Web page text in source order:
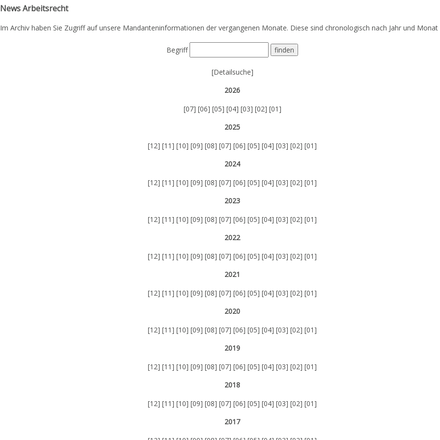
News Arbeitsrecht
Im Archiv haben Sie Zugriff auf unsere Mandanteninformationen der vergangenen Monate. Diese sind chronologisch nach Jahr und
Begriff
[Detailsuche]
2026
[07] [06] [05] [04] [03] [02] [01]
2025
[12] [11] [10] [09] [08] [07] [06] [05] [04] [03] [02] [01]
2024
[12] [11] [10] [09] [08] [07] [06] [05] [04] [03] [02] [01]
2023
[12] [11] [10] [09] [08] [07] [06] [05] [04] [03] [02] [01]
2022
[12] [11] [10] [09] [08] [07] [06] [05] [04] [03] [02] [01]
2021
[12] [11] [10] [09] [08] [07] [06] [05] [04] [03] [02] [01]
2020
[12] [11] [10] [09] [08] [07] [06] [05] [04] [03] [02] [01]
2019
[12] [11] [10] [09] [08] [07] [06] [05] [04] [03] [02] [01]
2018
[12] [11] [10] [09] [08] [07] [06] [05] [04] [03] [02] [01]
2017